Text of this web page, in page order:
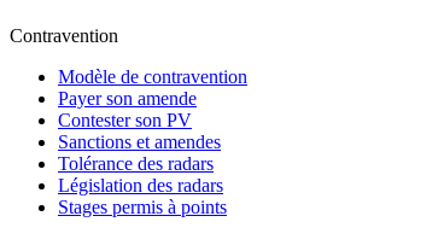
Contravention
Modèle de contravention
Payer son amende
Contester son PV
Sanctions et amendes
Tolérance des radars
Législation des radars
Stages permis à points